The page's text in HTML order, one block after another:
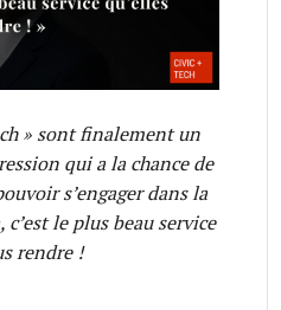
» sont finalement un
qui a la chance de
s’engager dans la
c’est le plus beau service
rendre !